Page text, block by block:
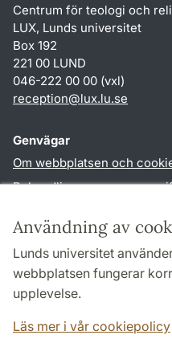
Användning av
Lunds universitet
webbplatsen fungerar
upplevelse.
Läs mer i vår cookiepolicy
Centrum för teologi och
LUX, Lunds universitet
Box 192
221 00 LUND
046-222 00 00 (vxl)
reception@lux.lu.se
Genvägar
Om webbplatsen och
Behandling av
TYPO3-login
Följ oss i sociala medier